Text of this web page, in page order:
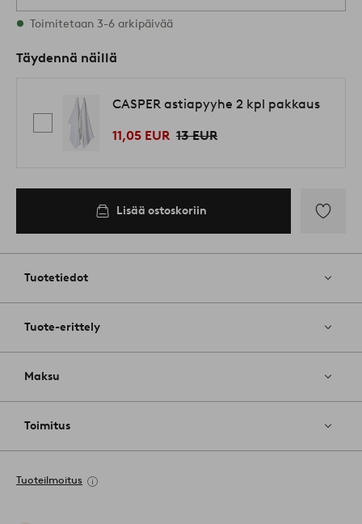
Varastossa
Toimitetaan 3-6 arkipäivää
Täydennä näillä
CASPER astiapyyhe 2 kpl pakkaus
11,05 EUR 13 EUR
Lisää ostoskoriin
Tuotetiedot
Tuote-erittely
Maksu
Toimitus
Tuoteilmoitus